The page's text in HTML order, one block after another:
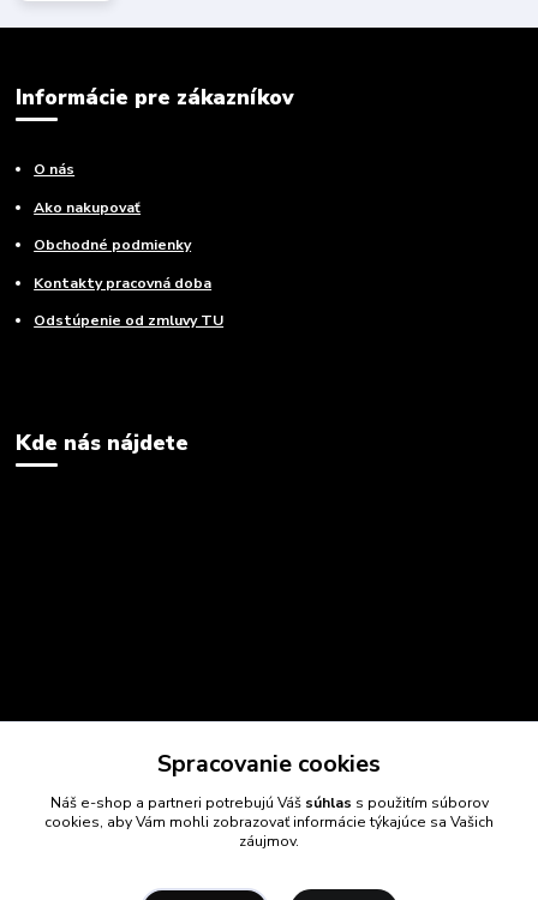
Informácie pre zákazníkov
O nás
Ako nakupovať
Obchodné podmienky
Kontakty pracovná doba
Odstúpenie od zmluvy TU
Kde nás nájdete
Spracovanie cookies
Náš e-shop a partneri potrebujú Váš súhlas s použitím súborov
cookies, aby Vám mohli zobrazovať informácie týkajúce sa Vašich
záujmov.